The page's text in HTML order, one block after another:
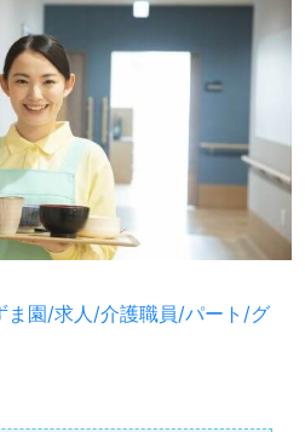
ま園/求人/介護職員/パート/グ